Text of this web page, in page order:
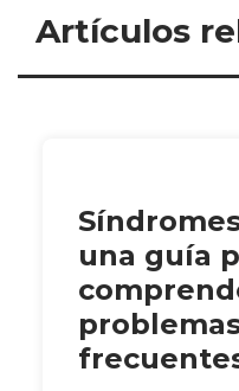
Artículos
una guía